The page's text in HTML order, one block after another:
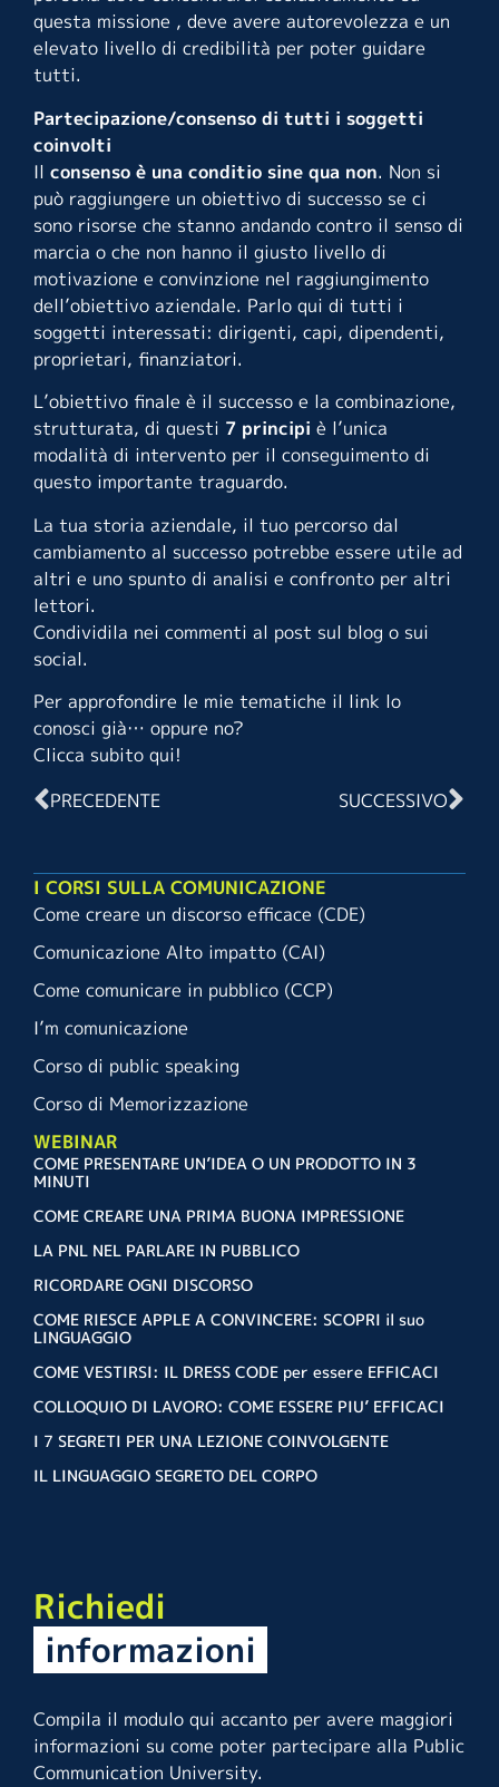
questa missione , deve avere autorevolezza e un
elevato livello di credibilità per poter guidare
tutti.
Partecipazione/consenso di tutti i soggetti
coinvolti
Il consenso è una conditio sine qua non. Non si
può raggiungere un obiettivo di successo se ci
sono risorse che stanno andando contro il senso di
marcia o che non hanno il giusto livello di
motivazione e convinzione nel raggiungimento
dell’obiettivo aziendale. Parlo qui di tutti i
soggetti interessati: dirigenti, capi, dipendenti,
proprietari, finanziatori.
L’obiettivo finale è il successo e la combinazione,
strutturata, di questi 7 principi è l’unica
modalità di intervento per il conseguimento di
questo importante traguardo.
La tua storia aziendale, il tuo percorso dal
cambiamento al successo potrebbe essere utile ad
altri e uno spunto di analisi e confronto per altri
lettori.
Condividila nei commenti al post sul blog o sui
social.
Per approfondire le mie tematiche il link lo
conosci già… oppure no?
Clicca subito qui!
PRECEDENTE
SUCCESSIVO
I CORSI SULLA COMUNICAZIONE
Come creare un discorso efficace (CDE)
Comunicazione Alto impatto (CAI)
Come comunicare in pubblico (CCP)
I’m comunicazione
Corso di public speaking
Corso di Memorizzazione
WEBINAR
COME PRESENTARE UN’IDEA O UN PRODOTTO IN 3
MINUTI
COME CREARE UNA PRIMA BUONA IMPRESSIONE
LA PNL NEL PARLARE IN PUBBLICO
RICORDARE OGNI DISCORSO
COME RIESCE APPLE A CONVINCERE: SCOPRI il suo
LINGUAGGIO
COME VESTIRSI: IL DRESS CODE per essere EFFICACI
COLLOQUIO DI LAVORO: COME ESSERE PIU’ EFFICACI
I 7 SEGRETI PER UNA LEZIONE COINVOLGENTE
IL LINGUAGGIO SEGRETO DEL CORPO
Richiedi
informazioni
Compila il modulo qui accanto per avere maggiori
informazioni su come poter partecipare alla Public
Communication University.